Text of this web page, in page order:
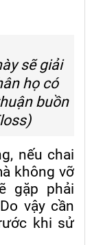
sẽ giải
họ có
buồn
nếu chai
không vỡ
gặp phải
vậy cần
khi sử